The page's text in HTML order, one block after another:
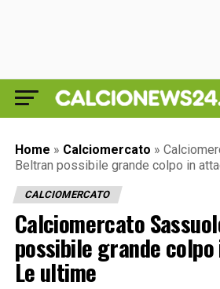
Home » Calciomercato »
Beltran possibile grande colpo in
CALCIOMERCATO
Calciomercato
possibile grande
Le ultime